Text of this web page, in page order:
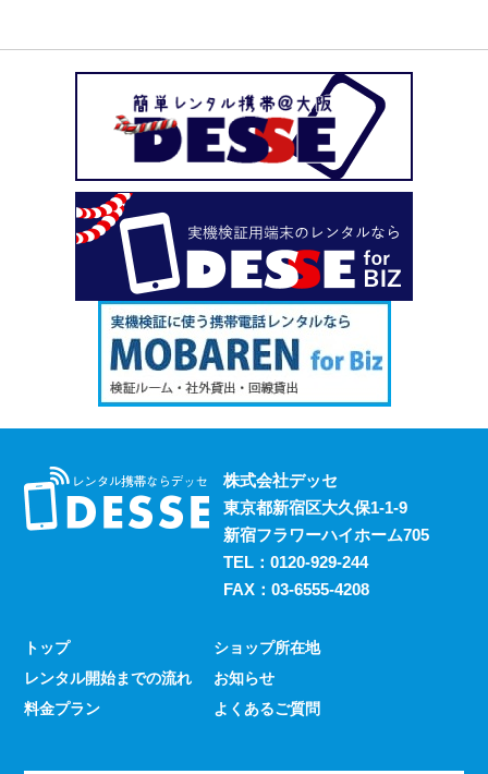
株式会社デッセ
東京都新宿区大久保1-1-9
新宿フラワーハイホーム705
TEL： 0120-929-244
FAX：03-6555-4208
トップ
レンタル開始までの流れ
料金プラン
ショップ所在地
お知らせ
よくあるご質問